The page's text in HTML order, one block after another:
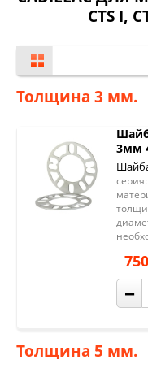
CTS I,
Толщина 3 мм.
3мм
серия:
−
Толщина 5 мм.